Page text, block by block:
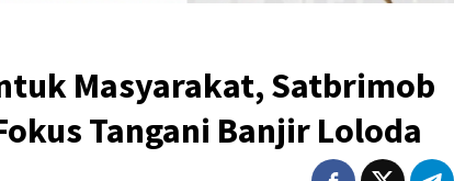
Masyarakat, Satbrimob
Tangani Banjir Loloda